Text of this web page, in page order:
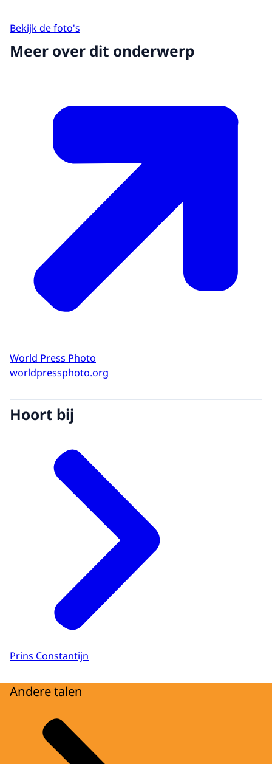
Bekijk de foto's
Meer over dit onderwerp
World Press Photo
worldpressphoto.org
Hoort bij
Prins Constantijn
Andere talen